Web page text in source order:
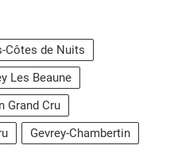
Côtes de Nuits
Les Beaune
Grand Cru
Gevrey-Chambertin